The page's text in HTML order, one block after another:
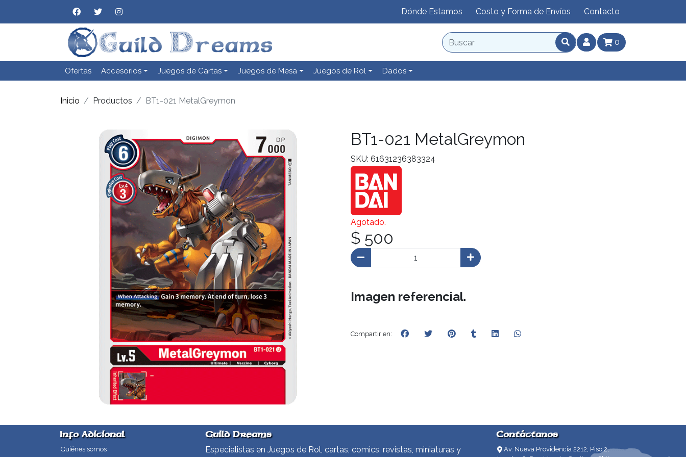
Dónde Estamos Costo y Forma de Envíos Contacto
0
Ofertas Accesorios Juegos de Cartas Juegos de Mesa Juegos de Rol Dados
Inicio Productos BT1-021 MetalGreymon
BT1-021 MetalGreymon
SKU: 61631236383324
Agotado.
$ 500
Imagen referencial.
Compartir en:
Info Adicional
Quiénes somos
Guild Dreams
Especialistas en Juegos de Rol, cartas, comics, revistas, miniaturas y
Contáctanos
Av. Nueva Providencia 2212, Piso 2,